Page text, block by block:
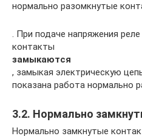
нормально разомкнутые
. При подаче напряжения
контакты
замыкаются
, замыкая электрическую
показана работа нормально
3.2. Нормально
Нормально замкнутые